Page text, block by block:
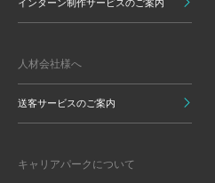
インターン制作サービスのご案内
人材会社様へ
送客サービスのご案内
キャリアパークについて